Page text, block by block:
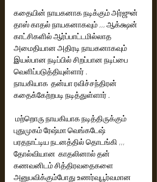
கதையின் நாயகனாக நடிக்கும் அர்ஜுன்
தாஸ் காதல் நாயகனாகவும் ,,, ஆக்க்ஷன்
காட்சிகளில் ஆர்ப்பாட்டமில்லாத
அமைதியான அதிரடி நாயகனாகவும்
இயல்பான நடிப்பில் சிறப்பான நடிப்பை
வெளிப்படுத்தியுள்ளார் .
நாயகியாக  தன்யா ரவிச்சந்திரன்
கதைக்கேற்றபடி நடித்துள்ளார் .
புதுமுகம் ரேஷ்மா வெங்கடேஷ்
பரதநாட்டிய நடனத்தில் தொடங்கி ,,,
தோல்வியான  காதலினால் தன்
கணவனிடம் சித்திரவதைகளை
அனுபவிக்கும்போது உணர்வுபூர்வமான